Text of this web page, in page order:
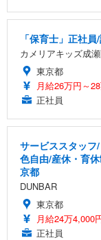
「保育士」正社
カメリアキッズ成
東京都
月給26万円～
正社員
サービススタッ
色自由/産休・育
京都
DUNBAR
東京都
月給24万4,000
正社員